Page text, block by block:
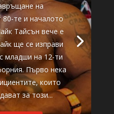
на
те и началото
Тайсън вече е
ще се изправи
младши на 12-ти
Първо нека
които
за този...